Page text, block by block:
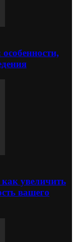
увеличить
вашего